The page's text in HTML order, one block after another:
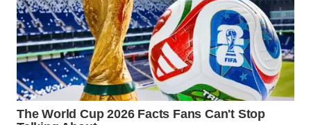
WN
MANDALIKA
WN
LIKUPANG